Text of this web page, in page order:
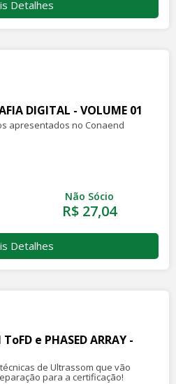
Detalhes
DIGITAL - VOLUME 01
apresentados no Conaend
Não Sócio
R$ 27,04
Detalhes
e PHASED ARRAY -
de Ultrassom que vão
para a certificação!